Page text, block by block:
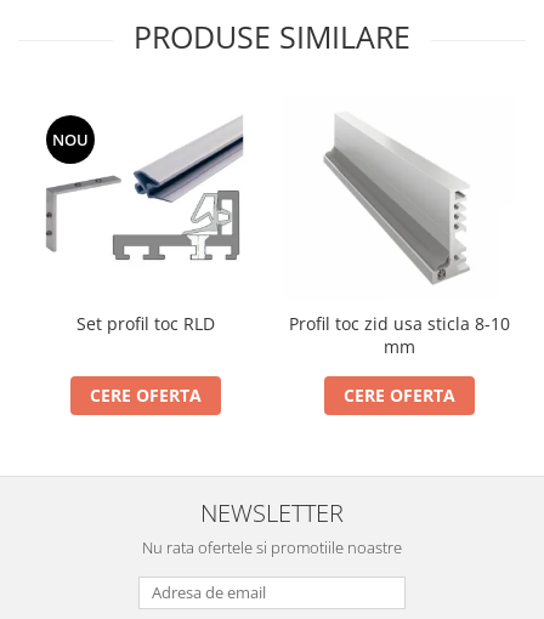
Accesorii prinderi punctuale
Componente copertina
Securitate
Incuietori electrice
Sisteme antipanica
Accesorii
PRODUSE SIMILARE
NOU
Set profil toc RLD
CERE OFERTA
Profil toc zid usa sticla 8-10
mm
CERE OFERTA
NEWSLETTER
Nu rata ofertele si promotiile noastre